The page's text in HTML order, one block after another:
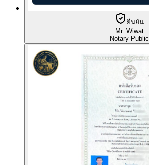
ยืนยัน
Mr. Wiwat
Notary Public